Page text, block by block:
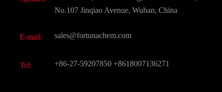
Saveurs et parfums
CAS chimiques
No.107 Jinqiao Avenue, Wuhan, China
E-mail: sales@fortunachem.com
Tel: +86-27-59207850 +8618007136271